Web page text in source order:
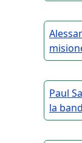
Paul
la